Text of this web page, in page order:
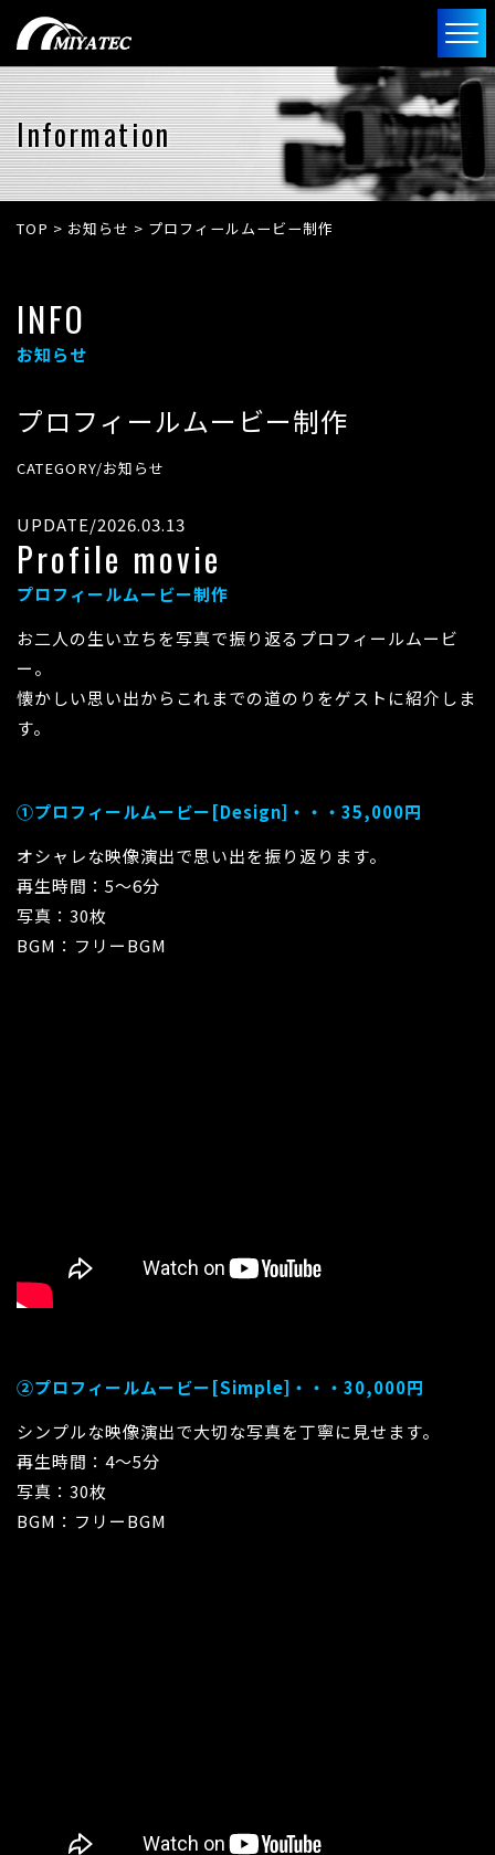
Information
TOP > お知らせ > プロフィールムービー制作
INFO
お知らせ
プロフィールムービー制作
CATEGORY/お知らせ
UPDATE/2026.03.13
Profile movie
プロフィールムービー制作
お二人の生い立ちを写真で振り返るプロフィールムービ
ー。
懐かしい思い出からこれまでの道のりをゲストに紹介しま
す。
①プロフィールムービー[Design]・・・35,000円
オシャレな映像演出で思い出を振り返ります。
再生時間：5～6分
写真：30枚
BGM：フリーBGM
②プロフィールムービー[Simple]・・・30,000円
シンプルな映像演出で大切な写真を丁寧に見せます。
再生時間：4～5分
写真：30枚
BGM：フリーBGM